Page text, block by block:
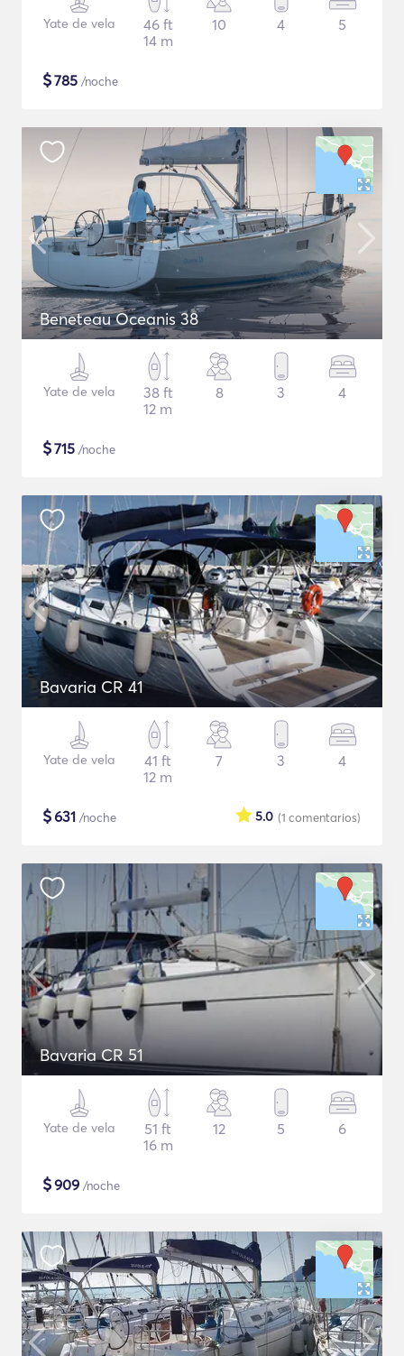
Yate de vela
46 ft
14 m
10 4 5
$785 /noche
Beneteau Oceanis 38
Yate de vela
38 ft
12 m
8 3 4
$715 /noche
Bavaria CR 41
Yate de vela
41 ft
12 m
7 3 4
$631 /noche (1 comentarios)
5.0
Bavaria CR 51
Yate de vela
51 ft
16 m
12 5 6
$909 /noche